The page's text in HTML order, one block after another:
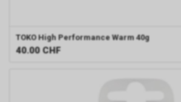
TOKO High Performance Warm 40g
40.00 CHF